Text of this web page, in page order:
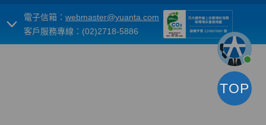
電子信箱： webmaster@yuanta.com
客戶服務專線：(02)2718-5886
TOP